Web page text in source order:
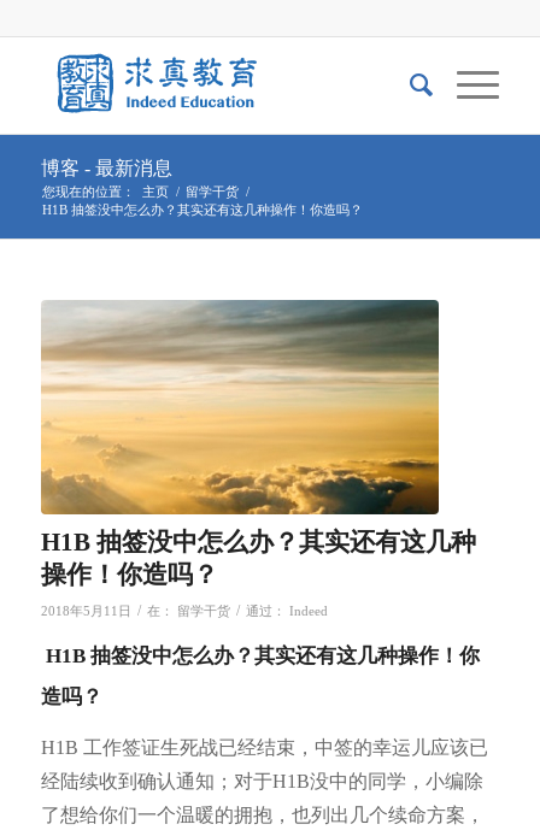
博客 - 最新消息
您现在的位置： 主页 / 留学干货 /
H1B 抽签没中怎么办？其实还有这几种操作！你造吗？
H1B 抽签没中怎么办？其实还有这几种
操作！你造吗？
2018年5月11日 / 在： 留学干货 / 通过： Indeed
H1B 抽签没中怎么办？其实还有这几种操作！你
造吗？
H1B 工作签证生死战已经结束，中签的幸运儿应该已
经陆续收到确认通知；对于H1B没中的同学，小编除
了想给你们一个温暖的拥抱，也列出几个续命方案，